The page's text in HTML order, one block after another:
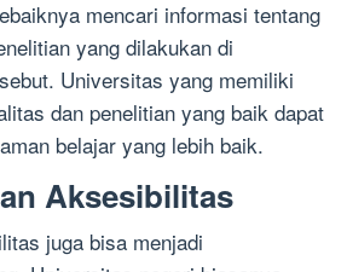
mencari informasi tentang
yang dilakukan di
Universitas yang memiliki
dan penelitian yang baik dapat
belajar yang lebih baik.
Aksesibilitas
juga bisa menjadi